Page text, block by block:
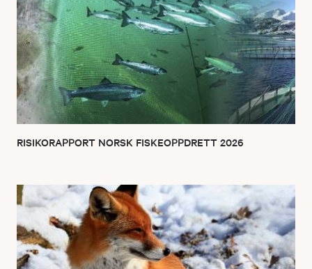
RISIKORAPPORT NORSK FISKEOPPDRETT 2026